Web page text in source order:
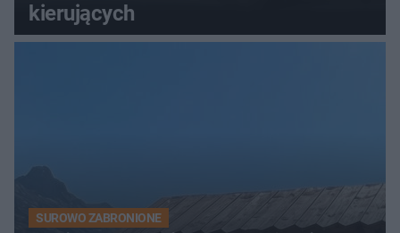
kierujących
SUROWO ZABRONIONE